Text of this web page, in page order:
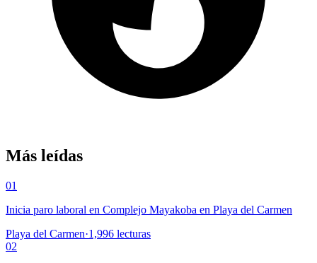
Más leídas
01
Inicia paro laboral en Complejo Mayakoba en Playa del Carmen
Playa del Carmen·1,996 lecturas
02